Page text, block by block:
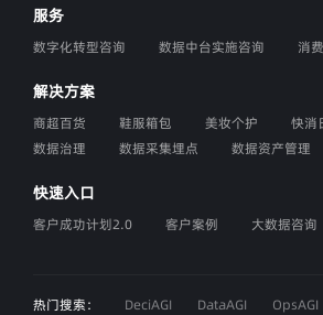
服务
数字化转型咨询 数据中台实施咨询 消
解决方案
商超百货 鞋服箱包 美妆个护 快消
数据治理
数据采集埋点 数据资产管理
快速入口
客户成功计划2.0 客户案例 大数据咨询
热门搜索： DeciAGI DataAGI OpsAGI